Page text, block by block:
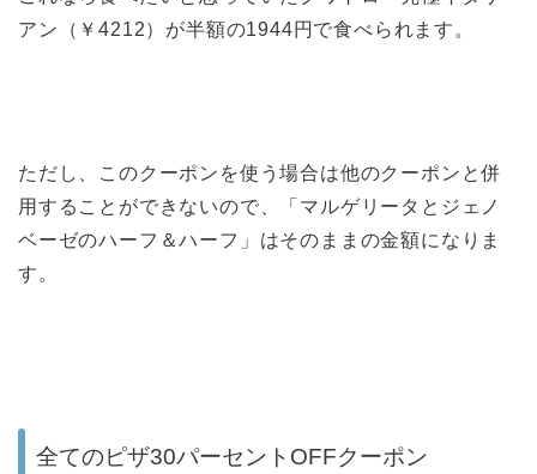
アン（￥4212）が半額の1944円で食べられます。
ただし、このクーポンを使う場合は他のクーポンと併
用することができないので、「マルゲリータとジェノ
ベーゼのハーフ＆ハーフ」はそのままの金額になりま
す。
全てのピザ30パーセントOFFクーポン